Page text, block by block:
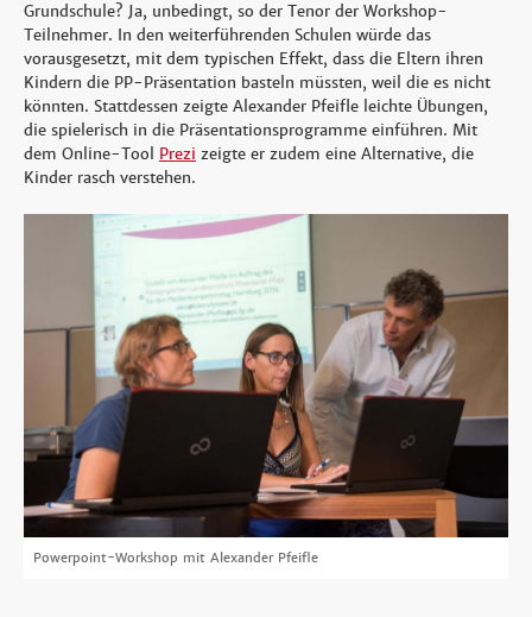
Grundschule? Ja, unbedingt, so der Tenor der Workshop-
Teilnehmer. In den weiterführenden Schulen würde das
vorausgesetzt, mit dem typischen Effekt, dass die Eltern ihren
Kindern die PP-Präsentation basteln müssten, weil die es nicht
könnten. Stattdessen zeigte Alexander Pfeifle leichte Übungen,
die spielerisch in die Präsentationsprogramme einführen. Mit
dem Online-Tool Prezi zeigte er zudem eine Alternative, die
Kinder rasch verstehen.
Powerpoint-Workshop mit Alexander Pfeifle